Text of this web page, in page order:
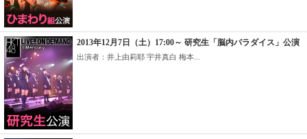
2013年12月7日（土）17:00～ 研究生「脳内パラダイス」公演
出演者：井上由莉耶 宇井真白 梅本...